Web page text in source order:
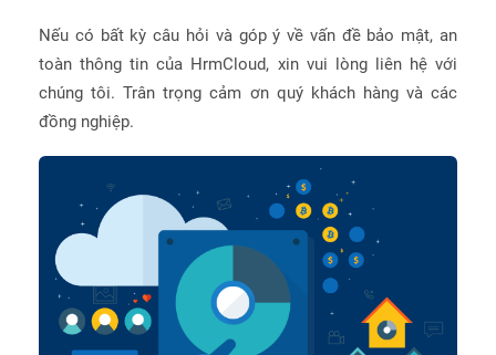
Nếu có bất kỳ câu hỏi và góp ý về vấn đề bảo mật, an
toàn thông tin của HrmCloud, xin vui lòng liên hệ với
chúng tôi. Trân trọng cảm ơn quý khách hàng và các
đồng nghiệp.